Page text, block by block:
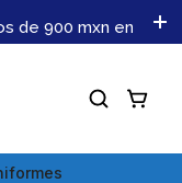
de 900 mxn en